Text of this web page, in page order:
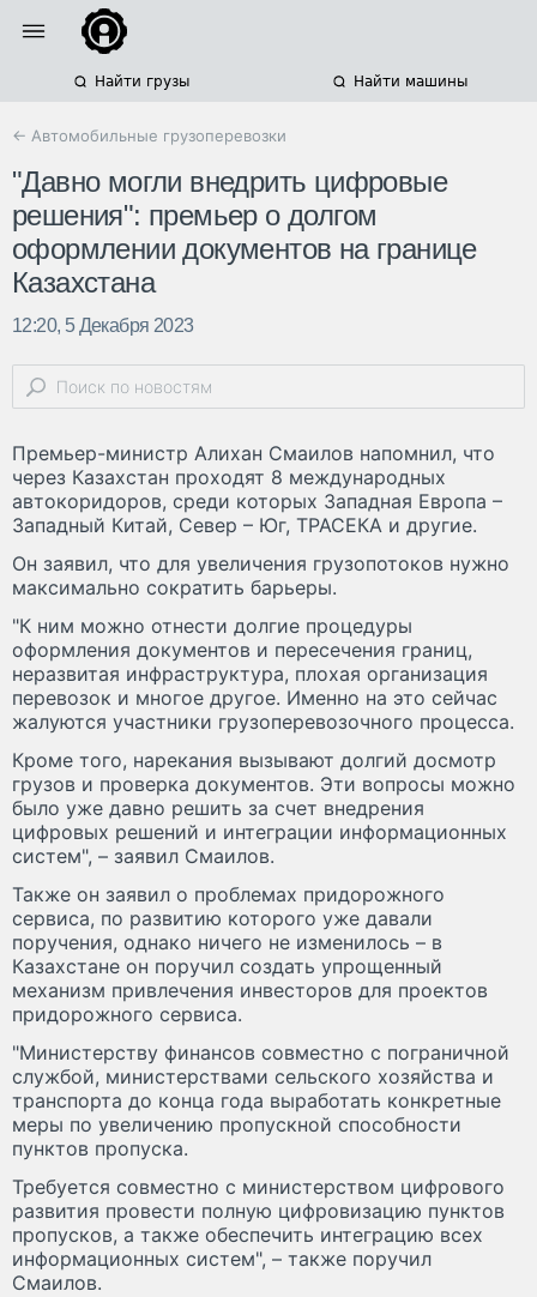
Найти грузы Найти машины
← Автомобильные грузоперевозки
"Давно могли внедрить цифровые
решения": премьер о долгом
оформлении документов на границе
Казахстана
12:20, 5 Декабря 2023
Премьер-министр Алихан Смаилов напомнил, что
через Казахстан проходят 8 международных
автокоридоров, среди которых Западная Европа –
Западный Китай, Север – Юг, ТРАСЕКА и другие.
Он заявил, что для увеличения грузопотоков нужно
максимально сократить барьеры.
"К ним можно отнести долгие процедуры
оформления документов и пересечения границ,
неразвитая инфраструктура, плохая организация
перевозок и многое другое. Именно на это сейчас
жалуются участники грузоперевозочного процесса.
Кроме того, нарекания вызывают долгий досмотр
грузов и проверка документов. Эти вопросы можно
было уже давно решить за счет внедрения
цифровых решений и интеграции информационных
систем", – заявил Смаилов.
Также он заявил о проблемах придорожного
сервиса, по развитию которого уже давали
поручения, однако ничего не изменилось – в
Казахстане он поручил создать упрощенный
механизм привлечения инвесторов для проектов
придорожного сервиса.
"Министерству финансов совместно с пограничной
службой, министерствами сельского хозяйства и
транспорта до конца года выработать конкретные
меры по увеличению пропускной способности
пунктов пропуска.
Требуется совместно с министерством цифрового
развития провести полную цифровизацию пунктов
пропусков, а также обеспечить интеграцию всех
информационных систем", – также поручил
Смаилов.